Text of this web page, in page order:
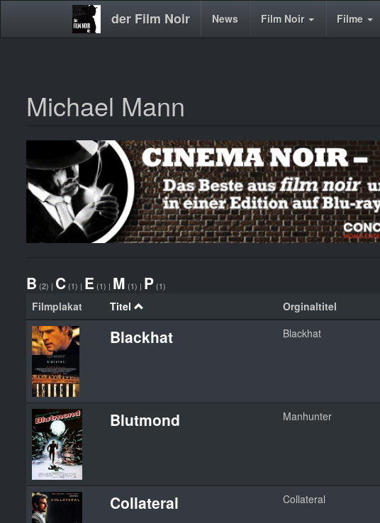
Direkt
der Film Noir
Main News Film Noir Filme
Michael Mann
B (2) | C (1) | E (1) | M (1) | P (1)
Filmplakat Titel Orginaltitel
Blackhat Blackhat
Blutmond Manhunter
Collateral Collateral